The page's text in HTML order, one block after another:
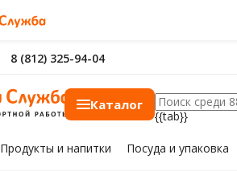
8 (812) 325-94-04
Каталог
{{tab}}
Продуктыи напитки Посуда и упаковка